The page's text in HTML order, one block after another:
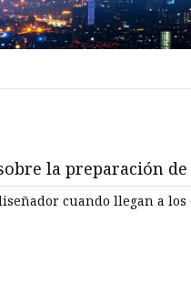
la preparación de
cuando llegan a los